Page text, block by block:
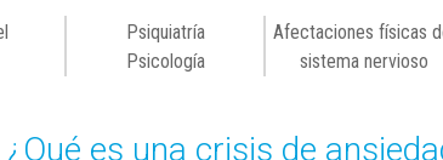
Psiquiatría
Psicología
Afectaciones físicas
sistema nervioso
¿Qué es una crisis de